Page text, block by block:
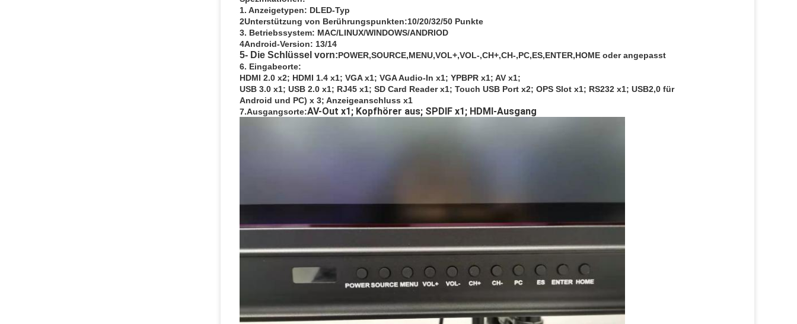
1. Anzeigetypen: DLED-Typ
2Unterstützung von Berührungspunkten:10/20/32/50 Punkte
3. Betriebssystem: MAC/LINUX/WINDOWS/ANDRIOD
4Android-Version: 13/14
5- Die Schlüssel vorn:POWER,SOURCE,MENU,VOL+,VOL-,CH+,CH-,PC,ES,ENTER,HOME oder angepasst
6. Eingabeorte:
HDMI 2.0 x2; HDMI 1.4 x1; VGA x1; VGA Audio-In x1; YPBPR x1; AV x1;
USB 3.0 x1; USB 2.0 x1; RJ45 x1; SD Card Reader x1; Touch USB Port x2; OPS Slot x1; RS232 x1; USB2,0 für
Android und PC) x 3; Anzeigeanschluss x1
7.Ausgangsorte:AV-Out x1; Kopfhörer aus; SPDIF x1; HDMI-Ausgang